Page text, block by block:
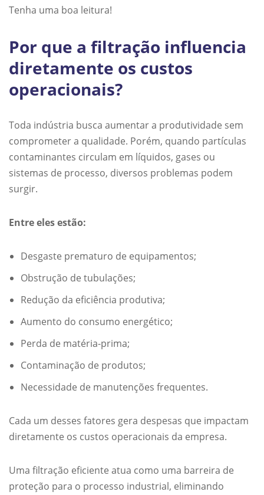
Tenha uma boa leitura!
Por que a filtração influencia
diretamente os custos
operacionais?
Toda indústria busca aumentar a produtividade sem
comprometer a qualidade. Porém, quando partículas
contaminantes circulam em líquidos, gases ou
sistemas de processo, diversos problemas podem
surgir.
Entre eles estão:
Desgaste prematuro de equipamentos;
Obstrução de tubulações;
Redução da eficiência produtiva;
Aumento do consumo energético;
Perda de matéria-prima;
Contaminação de produtos;
Necessidade de manutenções frequentes.
Cada um desses fatores gera despesas que impactam
diretamente os custos operacionais da empresa.
Uma filtração eficiente atua como uma barreira de
proteção para o processo industrial, eliminando